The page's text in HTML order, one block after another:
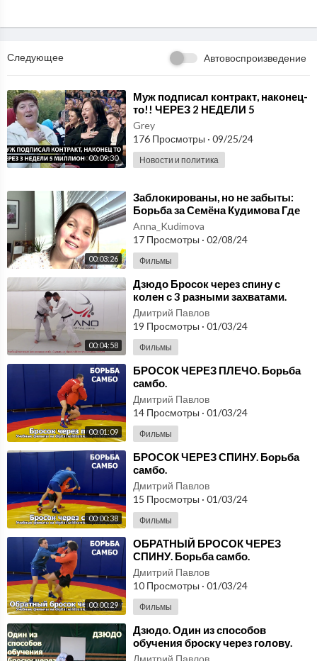
Бездорожье. Трактор К-700 переезд через реку. К700 Трактор -
Следующее Автовоспроизведение
00:09:30
⁣Муж подписал контракт, наконец-
то!! ЧЕРЕЗ 2 НЕДЕЛИ 5
МИЛЛИОНОВ МОИ
Grey
176 Просмотры · 09/25/24
Новости и политика
00:03:26
⁣Заблокированы, но не забыты:
Борьба за Семёна Кудимова Где
сын? Поиски Семёна Кудимова
через границы
Anna_Kudimova
17 Просмотры · 02/08/24
Фильмы
00:04:58
⁣Дзюдо Бросок через спину с
колен с 3 разными захватами.
Дмитрий Павлов
19 Просмотры · 01/03/24
Фильмы
00:01:09
⁣БРОСОК ЧЕРЕЗ ПЛЕЧО. Борьба
самбо.
Дмитрий Павлов
14 Просмотры · 01/03/24
Фильмы
00:00:38
⁣БРОСОК ЧЕРЕЗ СПИНУ. Борьба
самбо.
Дмитрий Павлов
15 Просмотры · 01/03/24
Фильмы
00:00:29
⁣ОБРАТНЫЙ БРОСОК ЧЕРЕЗ
СПИНУ. Борьба самбо.
Дмитрий Павлов
10 Просмотры · 01/03/24
Фильмы
⁣Дзюдо. Один из способов
обучения броску через голову.